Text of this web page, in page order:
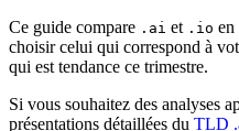
Ce guide compare .ai et .io en
choisir celui qui correspond à
qui est tendance ce trimestre.
Si vous souhaitez des analyses
présentations détaillées du TLD